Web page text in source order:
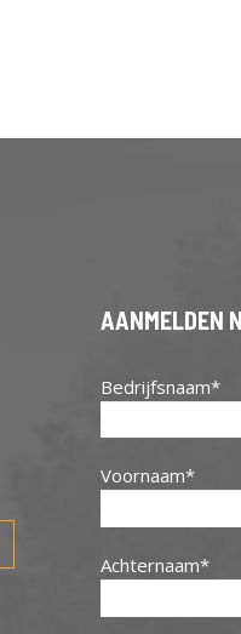
AANMELDEN
Bedrijfsnaam
Voornaam
Achternaam